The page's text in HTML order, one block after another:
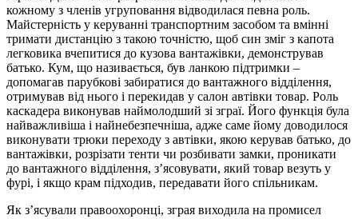
кожному з членів угруповання відводилася певна роль.
Майстерність у керуванні транспортним засобом та вмінні
тримати дистанцію з такою точністю, щоб син зміг з капота
легковика вчепитися до кузова вантажівки, демонстрував
батько. Кум, що називається, був ланкою підтримки –
допомагав парубкові забиратися до вантажного відділення,
отримував від нього і перекидав у салон автівки товар. Роль
каскадера виконував наймолодший зі зграї. Його функція була
найважливіша і найнебезпечніша, адже саме йому доводилося
виконувати трюки переходу з автівки, якою керував батько, до
вантажівки, розрізати тенти чи розбивати замки, проникати
до вантажного відділення, з’ясовувати, який товар везуть у
фурі, і якщо крам підходив, передавати його спільникам.
Як з’ясували правоохоронці, зграя виходила на промисел